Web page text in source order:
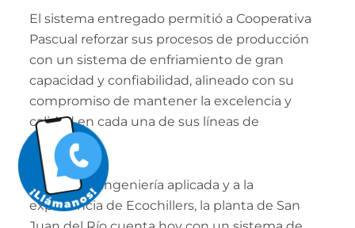
El sistema entregado permitió a Cooperativa
Pascual reforzar sus procesos de producción
con un sistema de enfriamiento de gran
capacidad y confiabilidad, alineado con su
compromiso de mantener la excelencia y
calidad en cada una de sus líneas de
productos.
Gracias a la ingeniería aplicada y a la
experiencia de Ecochillers, la planta de San